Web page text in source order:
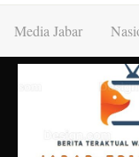
content
Media Jabar